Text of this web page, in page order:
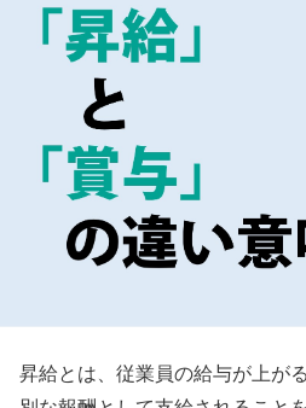
昇給とは、従業員の給与が上が